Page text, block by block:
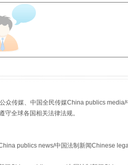
众传媒、中国全民传媒China publics
全球各国相关法律法规。
publics news/中国法制新闻Chinese